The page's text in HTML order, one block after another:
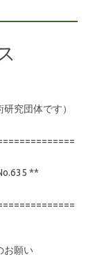
究団体です）
**
お願い